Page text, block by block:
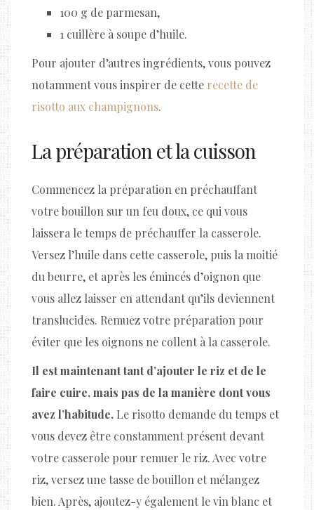
100 g de parmesan,
1 cuillère à soupe d’huile.
Pour ajouter d’autres ingrédients, vous pouvez
notamment vous inspirer de cette recette de
risotto aux champignons.
La préparation et la cuisson
Commencez la préparation en préchauffant
votre bouillon sur un feu doux, ce qui vous
laissera le temps de préchauffer la casserole.
Versez l’huile dans cette casserole, puis la moitié
du beurre, et après les émincés d’oignon que
vous allez laisser en attendant qu’ils deviennent
translucides. Remuez votre préparation pour
éviter que les oignons ne collent à la casserole.
Il est maintenant tant d’ajouter le riz et de le
faire cuire, mais pas de la manière dont vous
avez l’habitude. Le risotto demande du temps et
vous devez être constamment présent devant
votre casserole pour remuer le riz. Avec votre
riz, versez une tasse de bouillon et mélangez
bien. Après, ajoutez-y également le vin blanc et